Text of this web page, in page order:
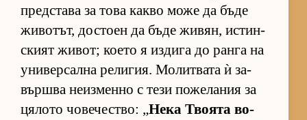
пред­с­тава за това какво може да бъде
жи­во­тът, дос­тоен да бъде жи­вян, ис­тин­
с­кият жи­вот; ко­ето я из­дига до ранга на
уни­вер­сална ре­ли­гия. Мо­лит­вата ѝ за­
вър­шва не­из­менно с тези по­же­ла­ния за
ця­лото чо­ве­чес­т­во: „Нека Тво­ята во­